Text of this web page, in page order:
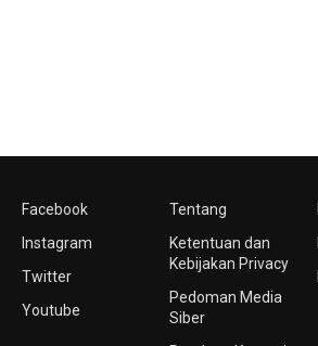
Facebook
Instagram
Twitter
Youtube
Tentang
Ketentuan dan
Kebijakan Privacy
Pedoman Media
Siber